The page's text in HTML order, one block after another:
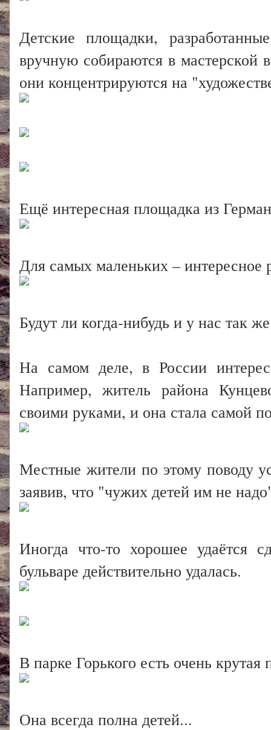
Детские площадки,
вручную собираются в мастерской
они концентрируются на
Ещё интересная площадка из
Для самых маленьких – интересное
Будут ли когда-нибудь и у нас так
На самом деле, в России
Например, житель района
своими руками, и она стала самой
Местные жители по этому поводу
заявив, что "чужих детей им не
Иногда что-то хорошее удаётся
бульваре действительно удалась.
В парке Горького есть очень крутая
Она всегда полна детей...